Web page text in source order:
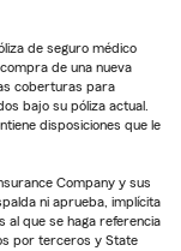
de seguro médico
de una nueva
coberturas para
bajo su póliza actual.
disposiciones que le
Company y sus
ni aprueba, implícita
al que se haga referencia
por terceros y State